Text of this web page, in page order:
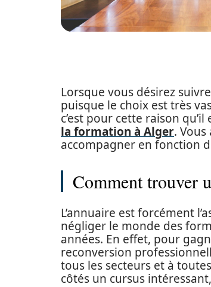
Lorsque vous désirez
puisque le choix est très
c’est pour cette raison
la formation à Alger.
accompagner en fonction
Comment trouver
L’annuaire est forcément
négliger le monde des
années. En effet, pour
reconversion
tous les secteurs et à
côtés un cursus